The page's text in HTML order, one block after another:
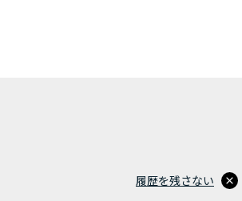
履歴を残さない